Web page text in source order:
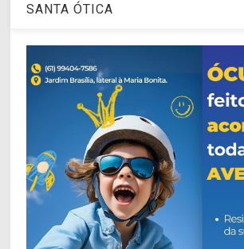
SANTA ÓTICA